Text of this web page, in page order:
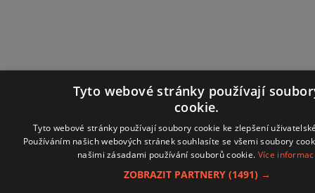
Tyto webové stránky používají
cookie.
Tyto webové stránky používají soubory cookie ke zlepšení
Používáním našich webových stránek souhlasíte se všemi soubory
našimi zásadami používání souborů cookie. Více
ZOBRAZIT PARTNERY (1491) →